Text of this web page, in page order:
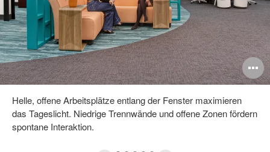
Helle, offene Arbeitsplätze entlang der Fenster maximieren
das Tageslicht. Niedrige Trennwände und offene Zonen fördern
spontane Interaktion.